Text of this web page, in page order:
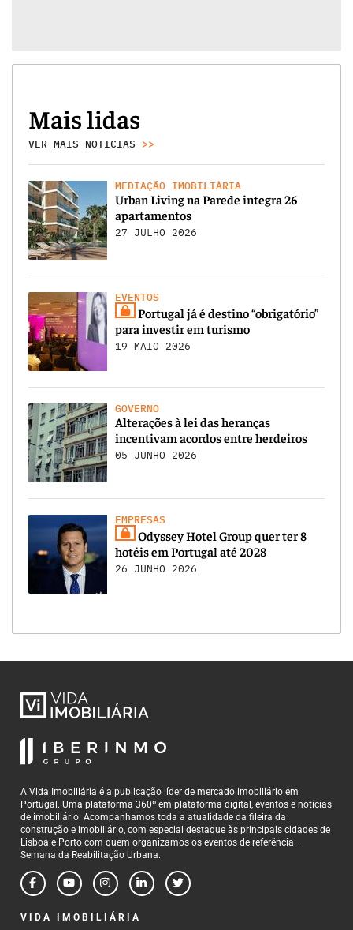
Mais lidas
VER MAIS NOTICIAS >>
MEDIAÇÃO IMOBILIÁRIA
Urban Living na Parede integra 26
apartamentos
27 JULHO 2026
EVENTOS
Portugal já é destino “obrigatório”
para investir em turismo
19 MAIO 2026
GOVERNO
Alterações à lei das heranças
incentivam acordos entre herdeiros
05 JUNHO 2026
EMPRESAS
Odyssey Hotel Group quer ter 8
hotéis em Portugal até 2028
26 JUNHO 2026
A Vida Imobiliária é a publicação líder de mercado imobiliário em
Portugal. Uma plataforma 360º em plataforma digital, eventos e notícias
de imobiliário. Acompanhamos toda a atualidade da fileira da
construção e imobiliário, com especial destaque às principais cidades de
Lisboa e Porto com quem organizamos os eventos de referência –
Semana da Reabilitação Urbana.
VIDA IMOBILIÁRIA